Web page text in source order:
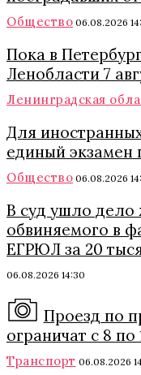
Общество 06.08.2026
Пока в
Ленобласти 7
Ленинградская
Для
единый экзамен
Общество 06.08.2026
В суд ушло дело
обвиняемого в
ЕГРЮЛ за 20
06.08.2026 14:30
Проезд по
ограничат с 8 по
Транспорт 06.08.2026